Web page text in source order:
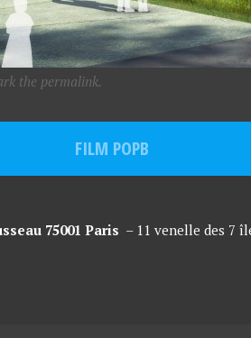
the permalink.
FILM POPB
75001 Paris – 11 venelle des 7